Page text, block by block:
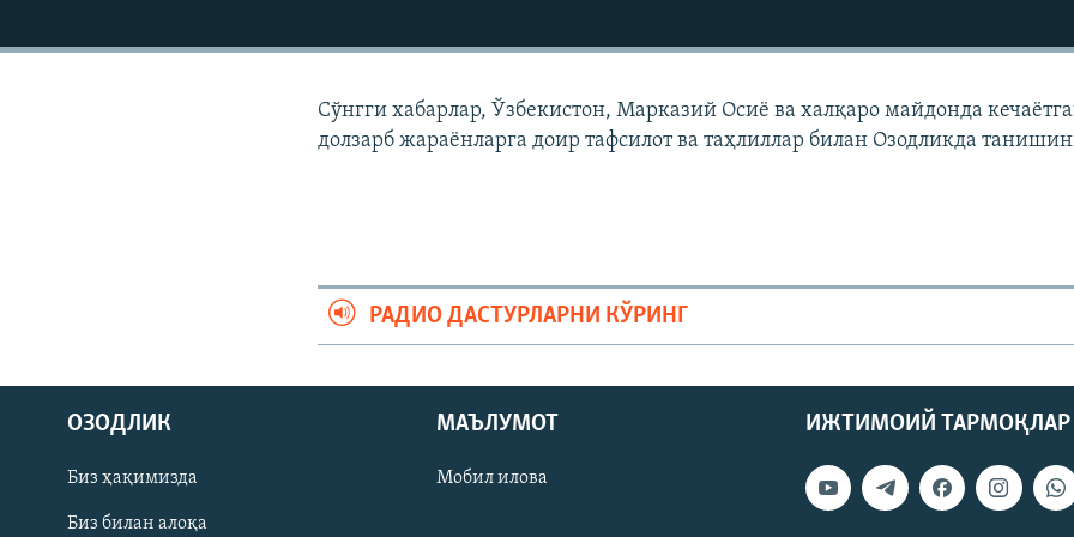
На русском
ИЖТИМОИЙ ТАРМОҚЛАР
Сўнгги хабарлар, Ўзбекистон, Марказий Осиë ва халқаро майдонда
долзарб жараëнларга доир тафсилот ва таҳлиллар билан Озодликда
РАДИО ДАСТУРЛАРНИ КЎРИНГ
ИЖТИМОИЙ ТАРМОҚЛАР
ОЗОДЛИК
Биз ҳақимизда
Биз билан алоқа
МАЪЛУМОТ
Мобил илова